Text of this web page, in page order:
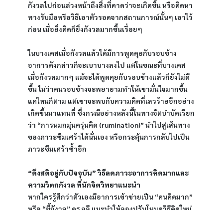
กังวลไปก่อนล่วงหน้าถึงสิ่งที่คาดว่าจะเกิดขึ้น หรือคิดหา
ทางรับมือหรือวิธีเอาตัวรอดจากสถานการณ์นั้นๆ เอาไว้
ก่อน เมื่อยิ่งคิดก็ยิ่งกังวลมากขึ้นเรื่อยๆ
ในบางเคสเมื่อกังวลแล้วได้มีการพูดคุยกับรอบข้าง
อาการดังกล่าวก็จะเบาบางลงไป แต่ในขณะที่บางเคส
เมื่อกังวลมากๆ แม้จะได้พูดคุยกับรอบข้างแล้วก็ยังไม่ดี
ขึ้น ไม่ว่าคนรอบข้างจะพยายามทำให้เขามั่นใจมากขึ้น
แค่ไหนก็ตาม แต่เขาจะพบกับความคิดที่เลวร้ายอีกอย่าง
เกิดขึ้นมาแทนที่ ซึ่งกรณีอย่างหลังนี้ในทางจิตบำบัดเรียก
ว่า “การหมกมุ่นครุ่นคิด (rumination)” นำไปสู่เส้นทาง
ของภาวะซึมเศร้าได้นั่นเอง หรือกระตุ้นการกลับไปเป็น
ภาวะซึมเศร้าซ้ำอีก
“ดึงสติอยู่กับปัจจุบัน” วิธีลดภาวะอาการคิดมากและ
ความวิตกกังวล ที่นักจิตวิทยาแนะนำ
หากใครรู้สึกว่าตัวเองมีอาการเข้าข่ายเป็น “คนคิดมาก”